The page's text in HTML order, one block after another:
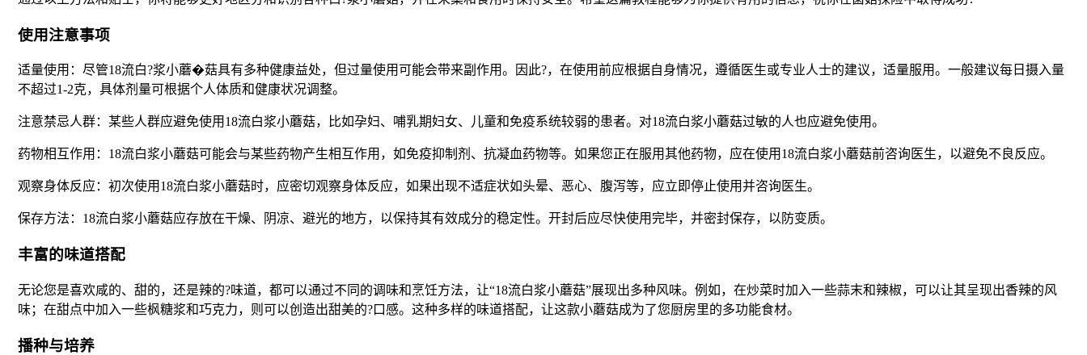
使用注意事项
适量使用：尽管18流白?浆小蘑�菇具有多种健康益处，但过量使用可能会带来副作用。因此?，在使用前应根据自身情况，遵循医生或专业人士的建议，适量服用。一般建议每日摄入量
不超过1-2克，具体剂量可根据个人体质和健康状况调整。
注意禁忌人群：某些人群应避免使用18流白浆小蘑菇，比如孕妇、哺乳期妇女、儿童和免疫系统较弱的患者。对18流白浆小蘑菇过敏的人也应避免使用。
药物相互作用：18流白浆小蘑菇可能会与某些药物产生相互作用，如免疫抑制剂、抗凝血药物等。如果您正在服用其他药物，应在使用18流白浆小蘑菇前咨询医生，以避免不良反应。
观察身体反应：初次使用18流白浆小蘑菇时，应密切观察身体反应，如果出现不适症状如头晕、恶心、腹泻等，应立即停止使用并咨询医生。
保存方法：18流白浆小蘑菇应存放在干燥、阴凉、避光的地方，以保持其有效成分的稳定性。开封后应尽快使用完毕，并密封保存，以防变质。
丰富的味道搭配
无论您是喜欢咸的、甜的，还是辣的?味道，都可以通过不同的调味和烹饪方法，让“18流白浆小蘑菇”展现出多种风味。例如，在炒菜时加入一些蒜末和辣椒，可以让其呈现出香辣的风
味；在甜点中加入一些枫糖浆和巧克力，则可以创造出甜美的?口感。这种多样的味道搭配，让这款小蘑菇成为了您厨房里的多功能食材。
播种与培养